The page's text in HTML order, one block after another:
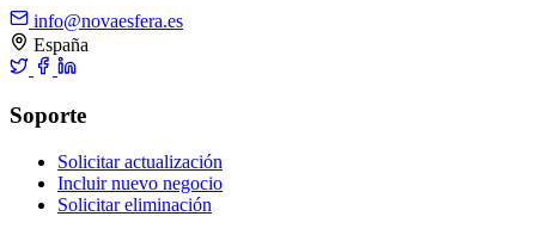
info@novaesfera.es
España
Soporte
Solicitar actualización
Incluir nuevo negocio
Solicitar eliminación